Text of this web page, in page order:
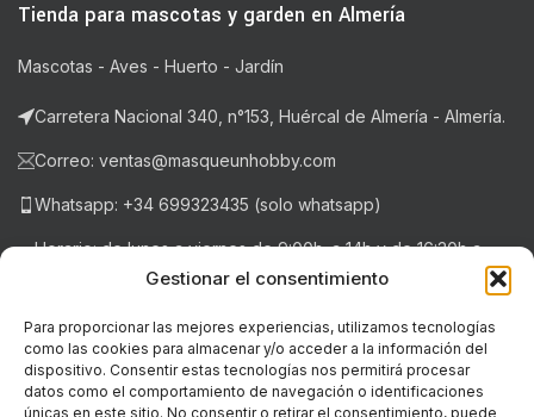
Gestionar el consentimiento
Para proporcionar las mejores experiencias, utilizamos tecnologías
como las cookies para almacenar y/o acceder a la información del
dispositivo. Consentir estas tecnologías nos permitirá procesar
datos como el comportamiento de navegación o identificaciones
únicas en este sitio. No consentir o retirar el consentimiento, puede
Tienda para mascotas y garden en Almería
Mascotas - Aves - Huerto - Jardín
Carretera Nacional 340, n°153, Huércal de Almería - Almería.
Correo: ventas@masqueunhobby.com
Whatsapp: +34 699323435 (solo whatsapp)
Horario: de lunes a viernes de 9:00h. a 14h y de 16:30h a
20:30h . Sábados de 9:00h a 14:00h.
NOTICIAS RECIENTES